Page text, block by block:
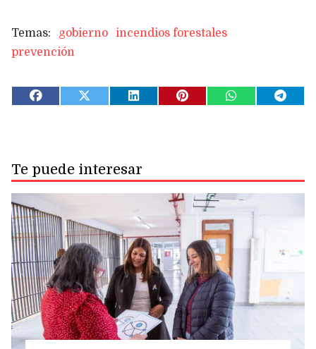
gobierno
incendios forestales
prevención
Te puede interesar